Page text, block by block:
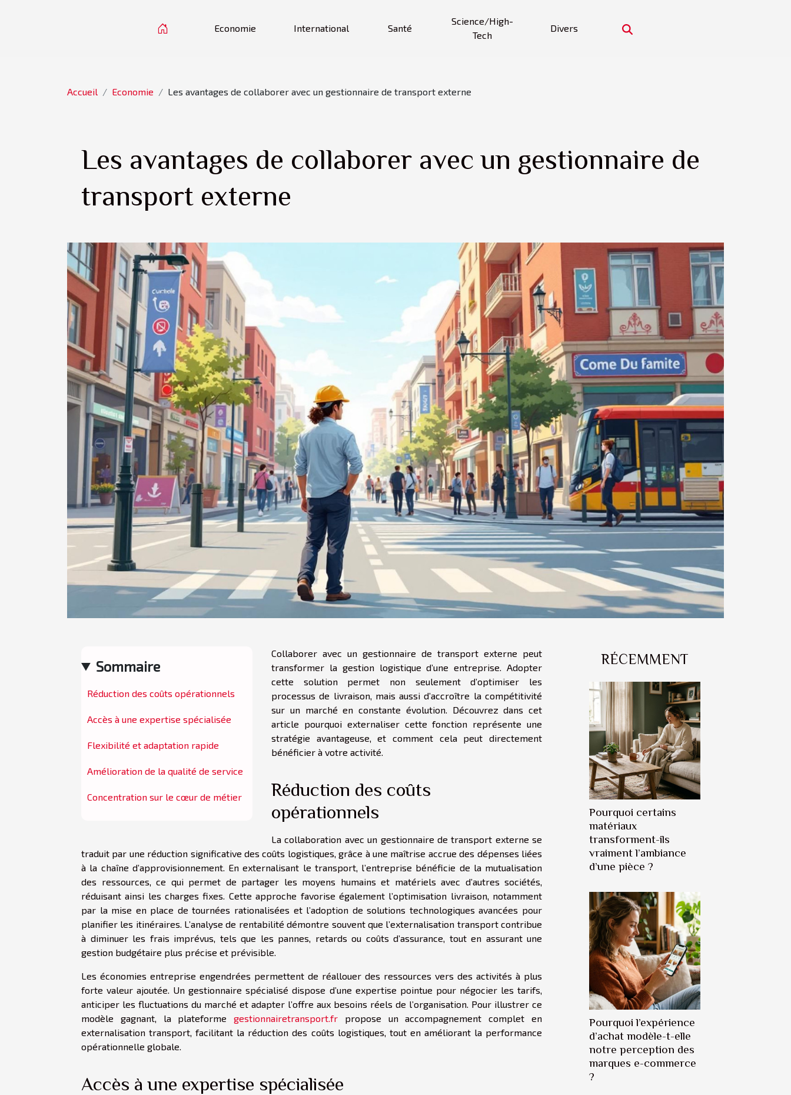
Economie International Santé
Science/High-
Tech
Divers
Accueil Economie Les avantages de collaborer avec un gestionnaire de transport externe
Les avantages de collaborer avec un gestionnaire de
transport externe
Sommaire
Réduction des coûts opérationnels
Accès à une expertise spécialisée
Flexibilité et adaptation rapide
Amélioration de la qualité de service
Concentration sur le cœur de métier
Collaborer avec un gestionnaire de transport externe peut
transformer la gestion logistique d’une entreprise. Adopter
cette solution permet non seulement d’optimiser les
processus de livraison, mais aussi d’accroître la compétitivité
sur un marché en constante évolution. Découvrez dans cet
article pourquoi externaliser cette fonction représente une
stratégie avantageuse, et comment cela peut directement
bénéficier à votre activité.
Réduction des coûts
opérationnels
La collaboration avec un gestionnaire de transport externe se
traduit par une réduction significative des coûts logistiques, grâce à une maîtrise accrue des dépenses liées
à la chaîne d’approvisionnement. En externalisant le transport, l’entreprise bénéficie de la mutualisation
des ressources, ce qui permet de partager les moyens humains et matériels avec d’autres sociétés,
réduisant ainsi les charges fixes. Cette approche favorise également l’optimisation livraison, notamment
par la mise en place de tournées rationalisées et l’adoption de solutions technologiques avancées pour
planifier les itinéraires. L’analyse de rentabilité démontre souvent que l’externalisation transport contribue
à diminuer les frais imprévus, tels que les pannes, retards ou coûts d’assurance, tout en assurant une
gestion budgétaire plus précise et prévisible.
Les économies entreprise engendrées permettent de réallouer des ressources vers des activités à plus
forte valeur ajoutée. Un gestionnaire spécialisé dispose d’une expertise pointue pour négocier les tarifs,
anticiper les fluctuations du marché et adapter l’offre aux besoins réels de l’organisation. Pour illustrer ce
modèle gagnant, la plateformegestionnairetransport.fr propose un accompagnement complet en
externalisation transport, facilitant la réduction des coûts logistiques, tout en améliorant la performance
opérationnelle globale.
Accès à une expertise spécialisée
RÉCEMMENT
Pourquoi certains
matériaux
transforment-ils
vraiment l’ambiance
d’une pièce ?
Pourquoi l’expérience
d’achat modèle-t-elle
notre perception des
marques e-commerce
?